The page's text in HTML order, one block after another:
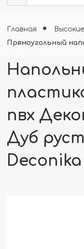
Главная
Прямоугольный
пвх
Дуб
Deconika